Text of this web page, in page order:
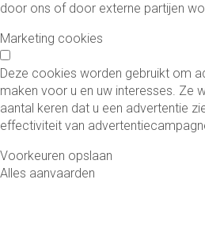
door ons of door externe partijen
Marketing cookies
Deze cookies worden gebruikt om
maken voor u en uw interesses. Ze
aantal keren dat u een advertentie
effectiviteit van
Voorkeuren opslaan
Alles aanvaarden